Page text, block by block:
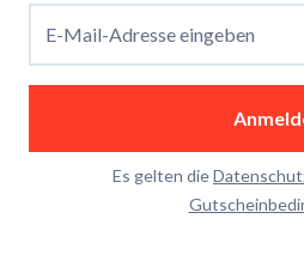
E-Mail-Adresse eingeben
Es gelten die